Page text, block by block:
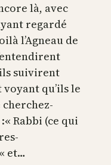
là, avec
regardé
l’Agneau de
suivirent
voyant qu’ils le
Rabbi (ce qui
et…